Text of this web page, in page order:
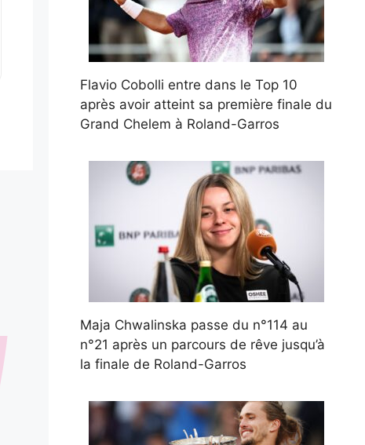
Flavio Cobolli entre dans le Top 10
après avoir atteint sa première finale du
Grand Chelem à Roland-Garros
Maja Chwalinska passe du n°114 au
n°21 après un parcours de rêve jusqu’à
la finale de Roland-Garros